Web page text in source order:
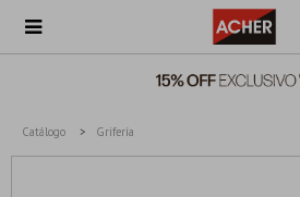

Catálogo Grifería